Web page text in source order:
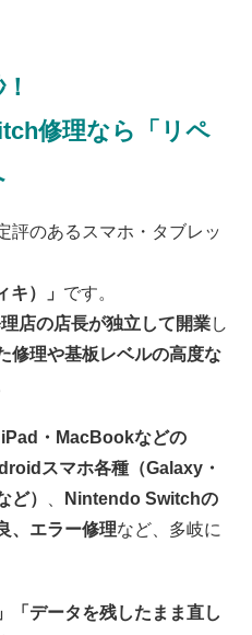
！
ガラス交換をさせて頂きました！あ
のバッテリー交換をさせて頂きまし
のガラス交換をさせて頂きま
の液晶交換をさせて頂きました！
のバッテリー交換をさせて頂きまし
のバックカメラ交換をさせて頂き
の液晶交換をさせて頂きました！あ
の充電不良修理をさせて頂きまし
修理なら「リペ
評のあるスマホ・タブレッ
キ）」 です。
店の店長が独立して開業し
修理や基板レベルの高度な
・MacBookなどの
スマホ各種（Galaxy・
）
Nintendo Switchの
、エラー修理など、多岐に
「データを残したまま直し